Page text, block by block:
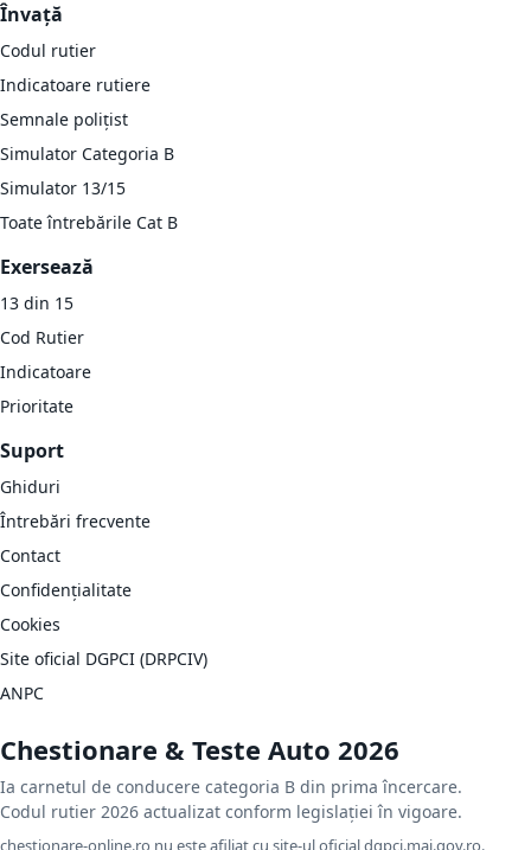
Învață
Codul rutier
Indicatoare rutiere
Semnale polițist
Simulator Categoria B
Simulator 13/15
Toate întrebările Cat B
Exersează
13 din 15
Cod Rutier
Indicatoare
Prioritate
Suport
Ghiduri
Întrebări frecvente
Contact
Confidențialitate
Cookies
Site oficial DGPCI (DRPCIV)
ANPC
Chestionare & Teste Auto 2026
Ia carnetul de conducere categoria B din prima încercare.
Codul rutier 2026 actualizat conform legislației în vigoare.
chestionare-online.ro nu este afiliat cu site-ul oficial dgpci.mai.gov.ro.